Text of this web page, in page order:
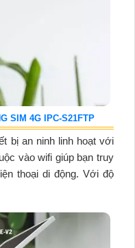
SIM 4G IPC-S21FTP
bị an ninh linh hoạt với
vào wifi giúp bạn truy
thoại di động. Với độ